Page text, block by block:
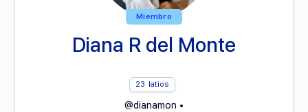
Miembro
Diana R del Monte
23 latios
@dianamon •